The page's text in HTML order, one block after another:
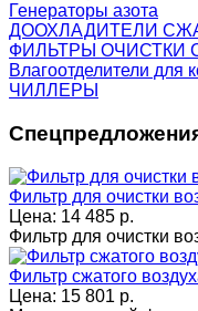
Генераторы азота
ДООХЛАДИТЕЛИ
ФИЛЬТРЫ ОЧИСТКИ
Влагоотделители для
ЧИЛЛЕРЫ
Фильтр для очистки
Цена: 14 485 р.
Фильтр для очистки
Фильтр сжатого
Цена: 15 801 р.